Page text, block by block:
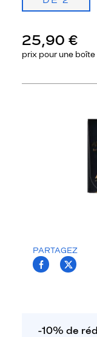
25,90 €
prix pour une boîte
PARTAGEZ
-10% de